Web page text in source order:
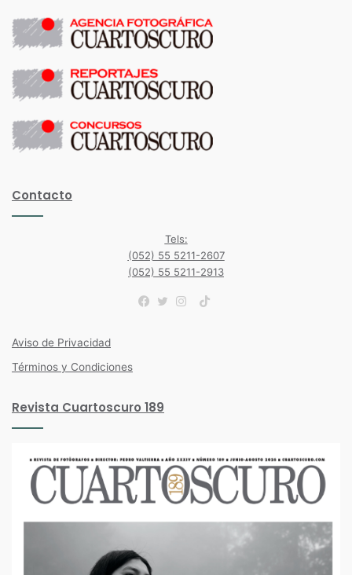
Contacto
Tels:
(052) 55 5211-2607
(052) 55 5211-2913
TikTok
Aviso de Privacidad
Términos y Condiciones
Revista Cuartoscuro 189